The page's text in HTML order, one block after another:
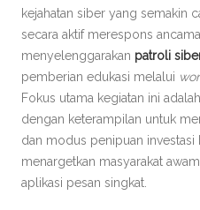
kejahatan siber yang semakin
secara aktif merespons
menyelenggarakan patroli
pemberian edukasi melalui
Fokus utama kegiatan ini
dengan keterampilan untuk
dan modus penipuan
menargetkan masyarakat
aplikasi pesan singkat.